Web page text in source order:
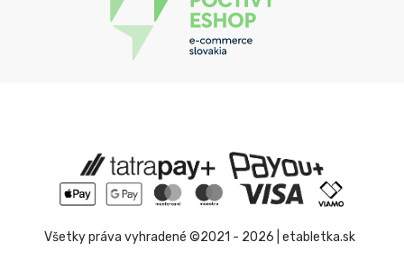
Všetky práva vyhradené ©2021 - 2026 | etabletka.sk